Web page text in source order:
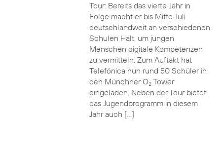
Tour: Bereits das vierte Jahr in
Folge macht er bis Mitte Juli
deutschlandweit an verschiedenen
Schulen Halt, um jungen
Menschen digitale Kompetenzen
zu vermitteln. Zum Auftakt hat
Telefónica nun rund 50 Schüler in
den Münchner O2Tower
eingeladen. Neben der Tour bietet
das Jugendprogramm in diesem
Jahr auch […]